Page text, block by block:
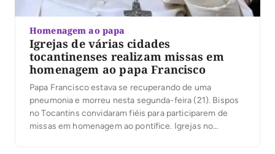
Homenagem ao papa
Igrejas de várias cidades
tocantinenses realizam missas em
homenagem ao papa Francisco
Papa Francisco estava se recuperando de uma
pneumonia e morreu nesta segunda-feira (21). Bispos
no Tocantins convidaram fiéis para participarem de
missas em homenagem ao pontífice. Igrejas no